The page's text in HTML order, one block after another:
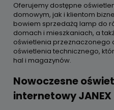
Oferujemy dostępne
domowym, jak i klientom
bowiem sprzedażą lamp do
domach i mieszkaniach, a
oświetlenia przeznaczonego
oświetlenia technicznego,
hal i magazynów.
Nowoczesne
internetowy JANEX